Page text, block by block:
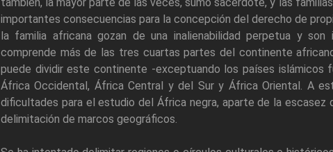
importantes consecuencias para la concepción del derecho de
la familia africana gozan de una inalienabilidad perpetua y
comprende más de las tres cuartas partes del continente
puede dividir este continente -exceptuando los países islámicos
África Occidental, África Central y del Sur y África Oriental. A
dificultades para el estudio del África negra, aparte de la
delimitación de marcos geográficos.